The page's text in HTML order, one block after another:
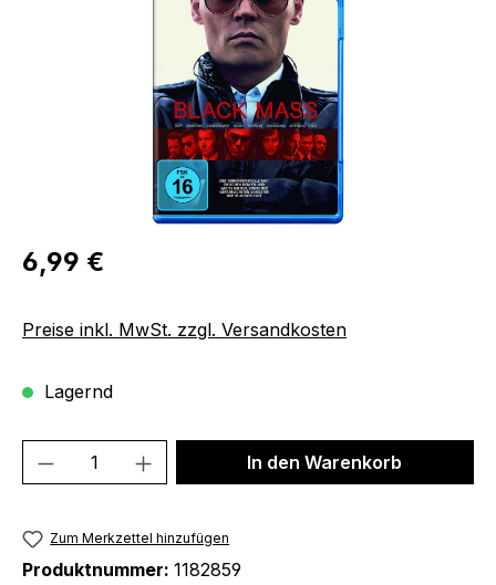
Regulärer Preis:
6,99 €
Preise inkl. MwSt. zzgl. Versandkosten
Lagernd
Produkt Anzahl: Gib denIn den Warenkorb
Zum Merkzettel hinzufügen
Produktnummer: 1182859